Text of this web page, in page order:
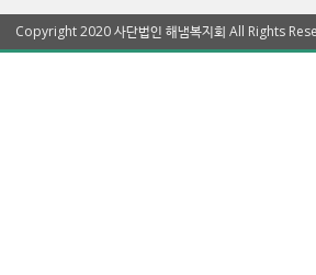
Copyright 2020 사단법인 해냄복지회 All Rights